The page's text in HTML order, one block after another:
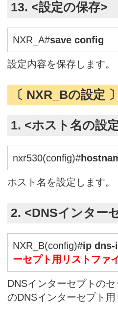
13. <設定の保存>
NXR_A#save config
設定内容を保存します。
〔 NXR_Bの設定 〕
1. <ホスト名の設
nxr530(config)#
ホスト名を設定します。
2. <DNSインター
NXR_B(config)#ip dns-
ーセプト用リストファ
DNSインターセプトの
のDNSインターセプト